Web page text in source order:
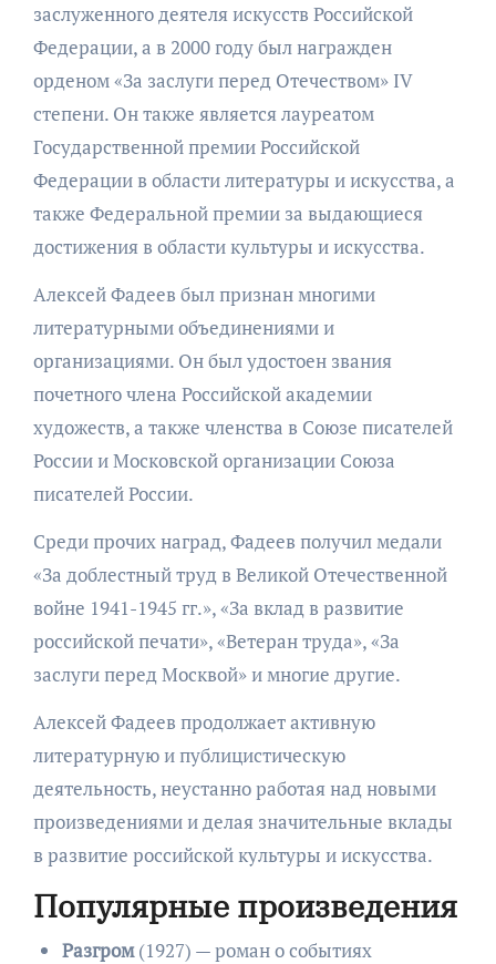
заслуженного деятеля искусств Российской
Федерации, а в 2000 году был награжден
орденом «За заслуги перед Отечеством» IV
степени. Он также является лауреатом
Государственной премии Российской
Федерации в области литературы и искусства, а
также Федеральной премии за выдающиеся
достижения в области культуры и искусства.
Алексей Фадеев был признан многими
литературными объединениями и
организациями. Он был удостоен звания
почетного члена Российской академии
художеств, а также членства в Союзе писателей
России и Московской организации Союза
писателей России.
Среди прочих наград, Фадеев получил медали
«За доблестный труд в Великой Отечественной
войне 1941-1945 гг.», «За вклад в развитие
российской печати», «Ветеран труда», «За
заслуги перед Москвой» и многие другие.
Алексей Фадеев продолжает активную
литературную и публицистическую
деятельность, неустанно работая над новыми
произведениями и делая значительные вклады
в развитие российской культуры и искусства.
Популярные произведения
Разгром(1927) — роман о событиях